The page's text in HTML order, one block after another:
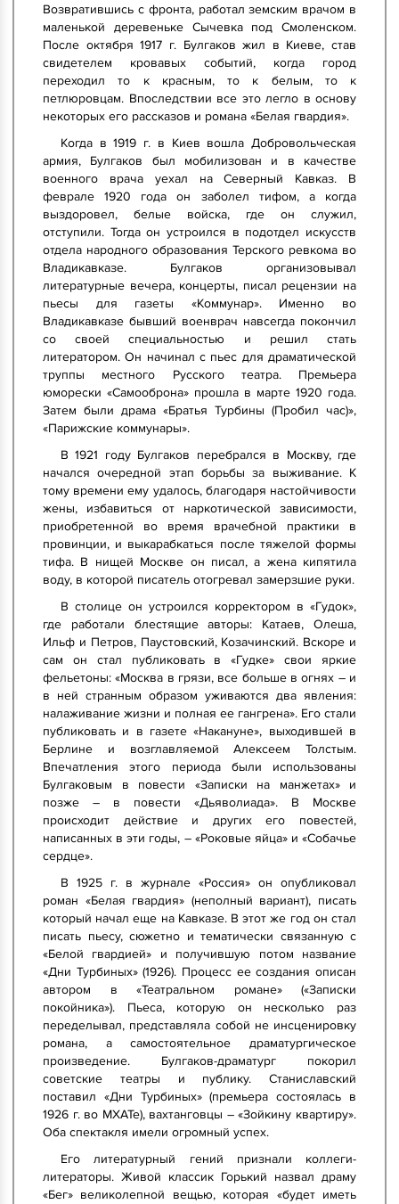
Возвратившись с фронта, работал земским врачом в
маленькой деревеньке Сычевка под Смоленском.
После октября 1917 г. Булгаков жил в Киеве, став
свидетелем кровавых событий, когда город
переходил то к красным, то к белым, то к
петлюровцам. Впоследствии все это легло в основу
некоторых его рассказов и романа «Белая гвардия».
Когда в 1919 г. в Киев вошла Добровольческая
армия, Булгаков был мобилизован и в качестве
военного врача уехал на Северный Кавказ. В
феврале 1920 года он заболел тифом, а когда
выздоровел, белые войска, где он служил,
отступили. Тогда он устроился в подотдел искусств
отдела народного образования Терского ревкома во
Владикавказе. Булгаков организовывал
литературные вечера, концерты, писал рецензии на
пьесы для газеты «Коммунар». Именно во
Владикавказе бывший военврач навсегда покончил
со своей специальностью и решил стать
литератором. Он начинал с пьес для драматической
труппы местного Русского театра. Премьера
юморески «Самооброна» прошла в марте 1920 года.
Затем были драма «Братья Турбины (Пробил час)»,
«Парижские коммунары».
В 1921 году Булгаков перебрался в Москву, где
начался очередной этап борьбы за выживание. К
тому времени ему удалось, благодаря настойчивости
жены, избавиться от наркотической зависимости,
приобретенной во время врачебной практики в
провинции, и выкарабкаться после тяжелой формы
тифа. В нищей Москве он писал, а жена кипятила
воду, в которой писатель отогревал замерзшие руки.
В столице он устроился корректором в «Гудок»,
где работали блестящие авторы: Катаев, Олеша,
Ильф и Петров, Паустовский, Козачинский. Вскоре и
сам он стал публиковать в «Гудке» свои яркие
фельетоны: «Москва в грязи, все больше в огнях – и
в ней странным образом уживаются два явления:
налаживание жизни и полная ее гангрена». Его стали
публиковать и в газете «Накануне», выходившей в
Берлине и возглавляемой Алексеем Толстым.
Впечатления этого периода были использованы
Булгаковым в повести «Записки на манжетах» и
позже – в повести «Дьяволиада». В Москве
происходит действие и других его повестей,
написанных в эти годы, – «Роковые яйца» и «Собачье
сердце».
В 1925 г. в журнале «Россия» он опубликовал
роман «Белая гвардия» (неполный вариант), писать
который начал еще на Кавказе. В этот же год он стал
писать пьесу, сюжетно и тематически связанную с
«Белой гвардией» и получившую потом название
«Дни Турбиных» (1926). Процесс ее создания описан
автором в «Театральном романе» («Записки
покойника»). Пьеса, которую он несколько раз
переделывал, представляла собой не инсценировку
романа, а самостоятельное драматургическое
произведение. Булгаков-драматург покорил
советские театры и публику. Станиславский
поставил «Дни Турбиных» (премьера состоялась в
1926 г. во МХАТе), вахтанговцы – «Зойкину квартиру».
Оба спектакля имели огромный успех.
Его литературный гений признали коллеги-
литераторы. Живой классик Горький назвал драму
«Бег» великолепной вещью, которая «будет иметь